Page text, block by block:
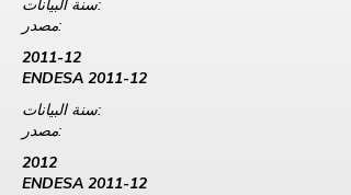
سنة البيانات:
مصدر:
2011-12
ENDESA 2011-12
سنة البيانات:
مصدر:
2012
ENDESA 2011-12